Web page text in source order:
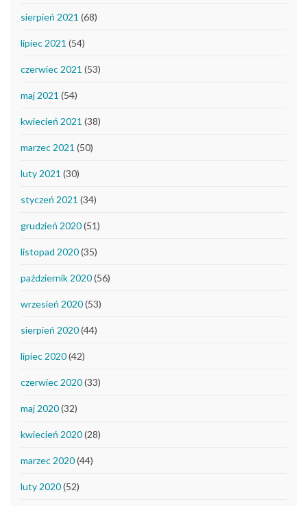
sierpień 2021 (68)
lipiec 2021 (54)
czerwiec 2021 (53)
maj 2021 (54)
kwiecień 2021 (38)
marzec 2021 (50)
luty 2021 (30)
styczeń 2021 (34)
grudzień 2020(51)
listopad 2020(35)
październik 2020(56)
wrzesień 2020(53)
sierpień 2020(44)
lipiec 2020(42)
czerwiec 2020(33)
maj 2020(32)
kwiecień 2020(28)
marzec 2020(44)
luty 2020(52)